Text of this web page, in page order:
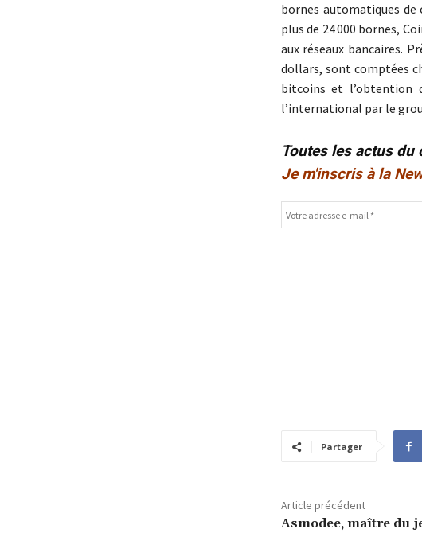
bornes automatiques de
plus de 24 000 bornes,
aux réseaux bancaires.
dollars, sont comptées
bitcoins et l’obtention
l’international par le
Toutes les actus du
Je m'inscris à la
Partager
Article précédent
Asmodee, maître du